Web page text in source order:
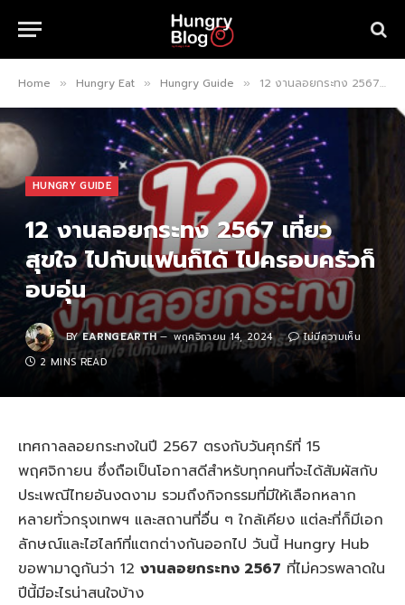
Home » Hungry Eat » Hungry Guide » 12 งานลอยกระทง 2567 เที่ยวสุขใจ ไปกับแฟนก็ได้ ไปครอบครัวก็อบอุ่น
HUNGRY GUIDE
12 งานลอยกระทง 2567 เที่ยว
สุขใจ ไปกับแฟนก็ได้ ไปครอบครัวก็
อบอุ่น
BY EARNGEARTH พฤศจิกายน 14, 2024
ไม่มีความเห็น
2 MINS READ
เทศกาลลอยกระทงในปี 2567 ตรงกับวันศุกร์ที่ 15
พฤศจิกายน ซึ่งถือเป็นโอกาสดีสำหรับทุกคนที่จะได้สัมผัสกับ
ประเพณีไทยอันงดงาม รวมถึงกิจกรรมที่มีให้เลือกหลาก
หลายทั่วกรุงเทพฯ และสถานที่อื่น ๆ ใกล้เคียง แต่ละที่ก็มีเอก
ลักษณ์และไฮไลท์ที่แตกต่างกันออกไป วันนี้ Hungry Hub
ขอพามาดูกันว่า 12 งานลอยกระทง 2567 ที่ไม่ควรพลาดใน
ปีนี้มีอะไรน่าสนใจบ้าง